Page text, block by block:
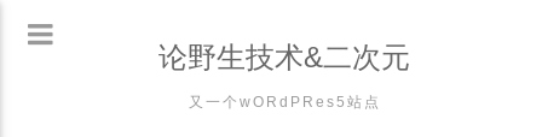
论野生技术&二次元
又一个wORdPRes5站点